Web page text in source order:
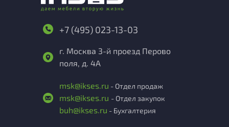
+7 (495) 023-13-03
г. Москва 3-й проезд Перово
поля, д. 4А
msk@ikses.ru - Отдел продаж
msk@ikses.ru - Отдел закупок
buh@ikses.ru - Бухгалтерия